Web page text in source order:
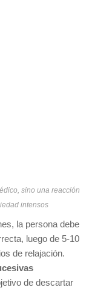
sino una reacción
intensos
la persona debe
luego de 5-10
de relajación.
de descartar